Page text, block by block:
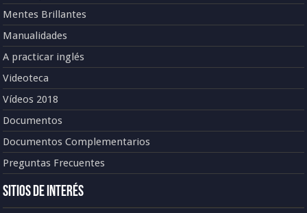
Mentes Brillantes
Manualidades
A practicar inglés
Videoteca
Vídeos 2018
Documentos
Documentos Complementarios
Preguntas Frecuentes
Sitios de Interés